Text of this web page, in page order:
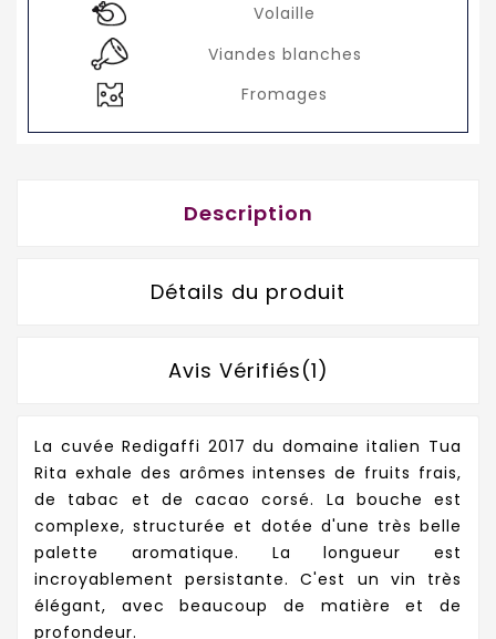
Volaille
Viandes blanches
Fromages
Description
Détails du produit
Avis Vérifiés(1)
La cuvée Redigaffi 2017 du domaine italien Tua
Rita exhale des arômes intenses de fruits frais,
de tabac et de cacao corsé. La bouche est
complexe, structurée et dotée d'une très belle
palette aromatique. La longueur est
incroyablement persistante. C'est un vin très
élégant, avec beaucoup de matière et de
profondeur.